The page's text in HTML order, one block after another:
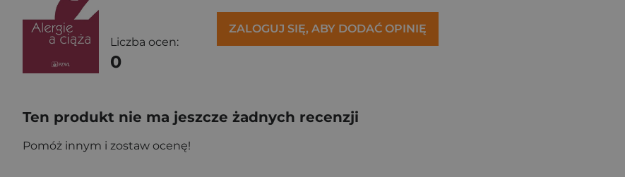
Liczba ocen:
0
ZALOGUJ SIĘ, ABY DODAĆ OPINIĘ
Ten produkt nie ma jeszcze żadnych recenzji
Pomóż innym i zostaw ocenę!